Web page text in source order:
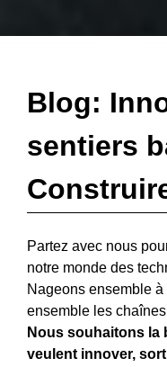
Blog:
sentiers
Partez avec nous
notre monde des
Nageons ensemble
ensemble les
Nous souhaitons la
veulent innover,